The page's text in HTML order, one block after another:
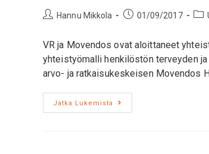
Hannu Mikkola 01/09/2017
VR ja Movendos ovat aloittaneet
yhteistyömalli henkilöstön terveyden
arvo- ja ratkaisukeskeisen Movendos
Jatka Lukemista